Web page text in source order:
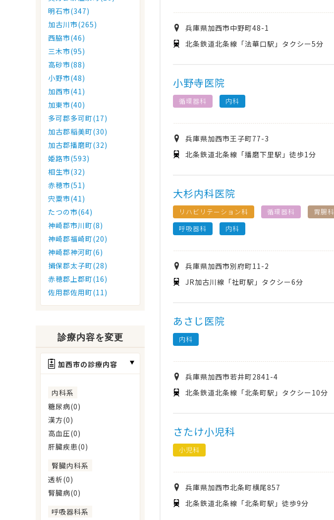
明石市(347)
加古川市(265)
西脇市(46)
三木市(95)
高砂市(88)
小野市(48)
加西市(41)
加東市(40)
多可郡多可町(17)
加古郡稲美町(30)
加古郡播磨町(32)
姫路市(593)
相生市(32)
赤穂市(51)
宍粟市(41)
たつの市(64)
神崎郡市川町(8)
神崎郡福崎町(20)
神崎郡神河町(6)
揖保郡太子町(28)
赤穂郡上郡町(16)
佐用郡佐用町(11)
診療内容を変更
加西市の診療内容
内科系
糖尿病(0)
漢方(0)
高血圧(0)
肝臓疾患(0)
腎臓内科系
透析(0)
腎臓病(0)
呼吸器科系
兵庫県加西市中野町48-1
北条鉄道北条線「法華口駅」タクシー5分
小野寺医院
循環器科 内科
兵庫県加西市王子町77-3
北条鉄道北条線「播磨下里駅」徒歩1分
大杉内科医院
リハビリテーション科 循環器科
胃腸科
呼吸器科
内科
兵庫県加西市別府町11-2
JR加古川線「社町駅」タクシー6分
あさじ医院
内科
兵庫県加西市若井町2841-4
北条鉄道北条線「北条町駅」タクシー10分
さたけ小児科
小児科
兵庫県加西市北条町横尾857
北条鉄道北条線「北条町駅」徒歩9分